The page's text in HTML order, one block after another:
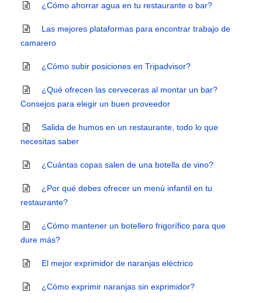
¿Cómo ahorrar agua en tu restaurante o bar?
Las mejores plataformas para encontrar trabajo de
camarero
¿Cómo subir posiciones en Tripadvisor?
¿Qué ofrecen las cerveceras al montar un bar?
Consejos para elegir un buen proveedor
Salida de humos en un restaurante, todo lo que
necesitas saber
¿Cuántas copas salen de una botella de vino?
¿Por qué debes ofrecer un menú infantil en tu
restaurante?
¿Cómo mantener un botellero frigorífico para que
dure más?
El mejor exprimidor de naranjas eléctrico
¿Cómo exprimir naranjas sin exprimidor?